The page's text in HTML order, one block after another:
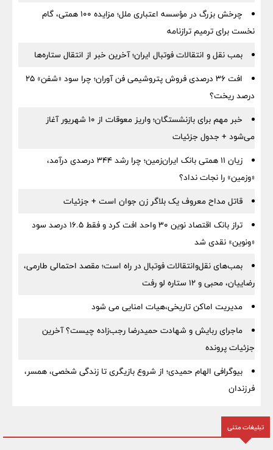
چرخش بزرگ در مؤسسه اعتباری ملل؛ مزایده ۱۰۰ همتی، گام
نخست برای ترمیم ترازنامه
بمب نقل‌ و انتقالات فوتبال ایران؛ آخرین خبر از انتقال ستاره‌ها
افت ۳۶ درصدی فروش پتروشیمی فن آوران؛ چرا سود «شفن» ۲۵
درصد ریخت؟
خبر مهم برای بازنشستگان؛ واریز معوقات از ۱۰ شهریور آغاز
می‌شود + جدول جزئیات
زیان ۱۱ همتی بانک ایران‌زمین؛ چرا رشد ۳۴۴ درصدی درآمد،
«وزمین» را نجات نداد؟
قاتل مداح معروف یک بلاگر زن جوان است + جزئیات
تراز بانک اقتصاد نوین ۳۰ واحد افت کرد و فقط ۱۶.۵ درصد سود
«ونوین» نقدی شد
بمب‌های نقل‌وانتقالات فوتبال در راه است؛ مقصد احتمالی طارمی،
رضاییان، محبی و ۱۲ ستاره لو رفت
مدیریت اماکن تاریخی،هیات امنایی می شود
ماجرای ربایش و شهادت حمیدرضا رجب‌زاده چیست؟ آخرین
جزئیات پرونده
بیوگرافی الهام حمیدی؛ از شروع بازیگری تا زندگی شخصی، همسر،
فرزندان
تبلیغات متنی